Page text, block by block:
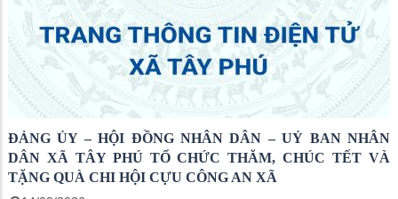
ĐẢNG ỦY – HỘI ĐỒNG NHÂN DÂN – UỶ BAN NHÂN
DÂN XÃ TÂY PHÚ TỔ CHỨC THĂM, CHÚC TẾT VÀ
TẶNG QUÀ CHI HỘI CỰU CÔNG AN XÃ